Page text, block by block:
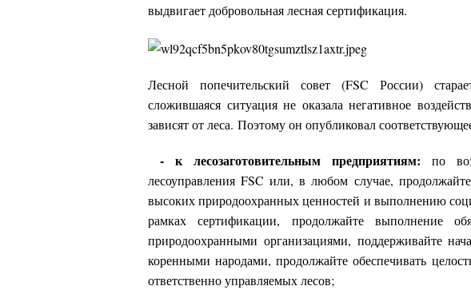
выдвигает добровольная лесная сертификация.
Лесной попечительский совет (FSC России)
сложившаяся ситуация не оказала негативное
зависят от леса. Поэтому он опубликовал
- к лесозаготовительным предприятиям:по
лесоуправления FSC или, в любом случае,
высоких природоохранных ценностей и выполнению
рамках сертификации, продолжайте выполнение
природоохранными организациями, поддерживайте
коренными народами, продолжайте обеспечивать
ответственно управляемых лесов;